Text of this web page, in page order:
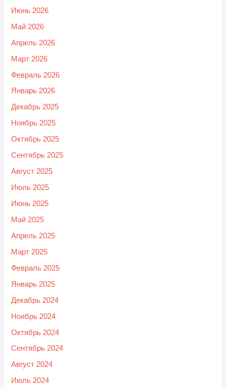
Июнь 2026
Май 2026
Апрель 2026
Март 2026
Февраль 2026
Январь 2026
Декабрь 2025
Ноябрь 2025
Октябрь 2025
Сентябрь 2025
Август 2025
Июль 2025
Июнь 2025
Май 2025
Апрель 2025
Март 2025
Февраль 2025
Январь 2025
Декабрь 2024
Ноябрь 2024
Октябрь 2024
Сентябрь 2024
Август 2024
Июль 2024